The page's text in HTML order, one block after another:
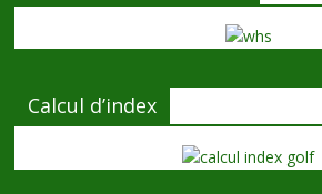
Calcul d’index